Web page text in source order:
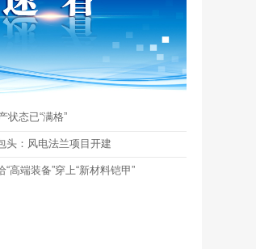
状态已“满格”
头：风电法兰项目开建
高端装备”穿上“新材料铠甲”